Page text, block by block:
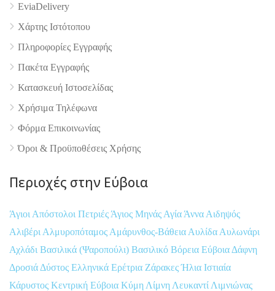
EviaDelivery
Χάρτης Ιστότοπου
Πληροφορίες Εγγραφής
Πακέτα Εγγραφής
Κατασκευή Ιστοσελίδας
Χρήσιμα Τηλέφωνα
Φόρμα Επικοινωνίας
Όροι & Προϋποθέσεις Xρήσης
Περιοχές στην Εύβοια
Άγιοι Απόστολοι Πετριές Άγιος Μηνάς Αγία Άννα Αιδηψός
Αλιβέρι Αλμυροπόταμος Αμάρυνθος-Βάθεια Αυλίδα Αυλωνάρι
Αχλάδι Βασιλικά (Ψαροπούλι) Βασιλικό Βόρεια Εύβοια Δάφνη
Δροσιά Δύστος Ελληνικά Ερέτρια ΖάρακεςΉλια Ιστιαία
Κάρυστος Κεντρική Εύβοια Κύμη Λίμνη Λευκαντί Λιμνιώνας